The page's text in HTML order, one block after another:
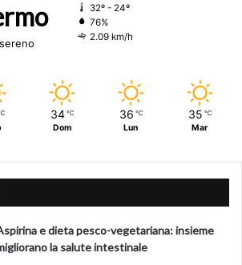
32º - 24º
76%
2.09 km/h
34 ℃
Dom
36 ℃
Lun
35 ℃
Mar
e dieta pesco-vegetariana: insieme
la salute intestinale